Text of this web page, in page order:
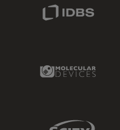
Molecular
Sciex Link